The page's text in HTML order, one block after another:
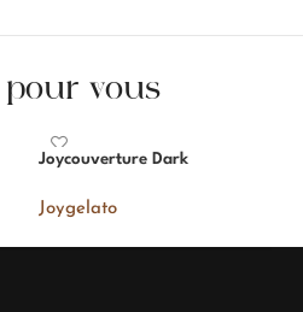
pour vous
Joycouverture Dark
Joygelato